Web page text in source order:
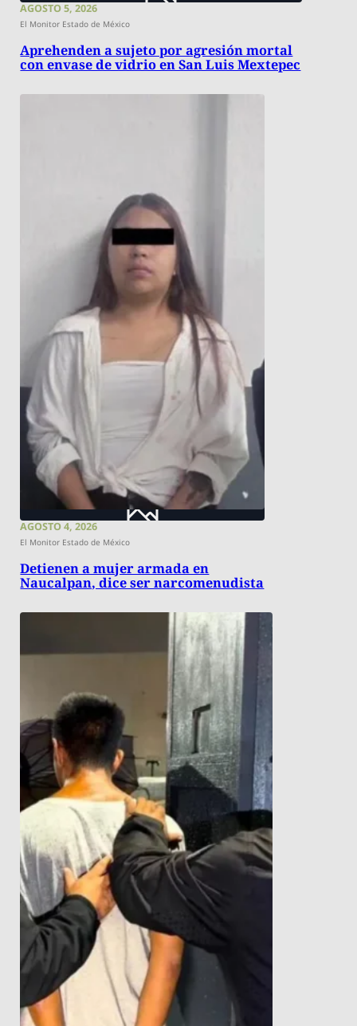
AGOSTO 5, 2026
El Monitor Estado de México
Aprehenden a sujeto por agresión mortal
con envase de vidrio en San Luis Mextepec
AGOSTO 4, 2026
El Monitor Estado de México
Detienen a mujer armada en
Naucalpan, dice ser narcomenudista